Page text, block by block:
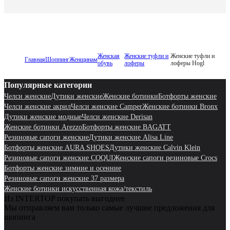
ГлавнаяШоппингЖенщинамЖенская
обувь
Женские туфли и
лоферы
Женские туфли и
лоферы Hogl
Популярные категории
Челси женскиеДутики женскиеЖенские ботинкиБотфорты женские
Челси женские акрилЧелси женские CamperЖенские ботинки Bronx
Дутики женские модныеЧелси женские Derisan
Женские ботинки ArezzoБотфорты женские BAGATT
Резиновые сапоги женскиеДутики женские Alisa Line
Ботфорты женские AURA SHOESДутики женские Calvin Klein
Резиновые сапоги женские COQUIЖенские сапоги резиновые Crocs
Ботфорты женские зимние и осенние
Резиновые сапоги женские 37 размера
Женские ботинки искусственная кожа/текстиль
Из INTERTOP покупать выгоднее
Мы отправляем вам только самые лучшие предложения для
шопинга